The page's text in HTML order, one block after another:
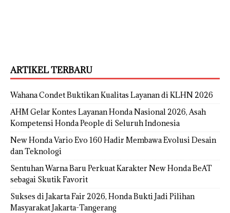
ARTIKEL TERBARU
Wahana Condet Buktikan Kualitas Layanan di KLHN 2026
AHM Gelar Kontes Layanan Honda Nasional 2026, Asah
Kompetensi Honda People di Seluruh Indonesia
New Honda Vario Evo 160 Hadir Membawa Evolusi Desain
dan Teknologi
Sentuhan Warna Baru Perkuat Karakter New Honda BeAT
sebagai Skutik Favorit
Sukses di Jakarta Fair 2026, Honda Bukti Jadi Pilihan
Masyarakat Jakarta-Tangerang